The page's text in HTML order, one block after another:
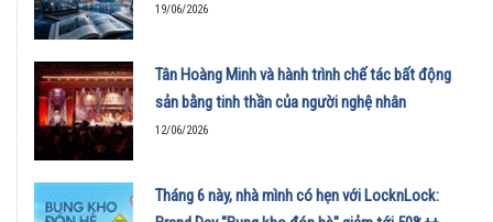
19/06/2026
Tân Hoàng Minh và hành trình chế tác bất động
sản bằng tinh thần của người nghệ nhân
12/06/2026
Tháng 6 này, nhà mình có hẹn với LocknLock: